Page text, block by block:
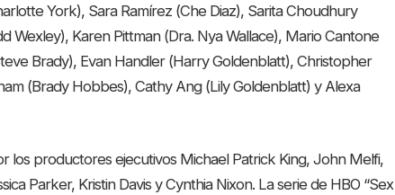
York), Sara Ramírez (Che Diaz), Sarita Choudhury
Wexley), Karen Pittman (Dra. Nya Wallace), Mario Cantone
Brady), Evan Handler (Harry Goldenblatt), Christopher
(Brady Hobbes), Cathy Ang (Lily Goldenblatt) y Alexa
los productores ejecutivos Michael Patrick King, John Melfi,
Parker, Kristin Davis y Cynthia Nixon. La serie de HBO “Sex